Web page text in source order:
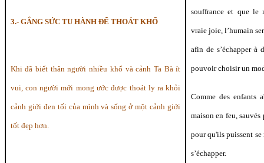
3.- GẮNG SỨC TU HÀNH ĐỂ THOÁT KHỔ
Khi đã biết thân người nhiều khổ và cảnh Ta Bà ít
vui, con người mới mong ước được thoát ly ra khỏi
cảnh giới đen tối của mình và sống ở một cảnh giới
tốt đẹp hơn.
souffrance et que le
vraie joie, l’humain
afin de s’échapperà
pouvoir choisir un
Comme des enfants
maison en feu,
pour qu'ils puissent
s’échapper.